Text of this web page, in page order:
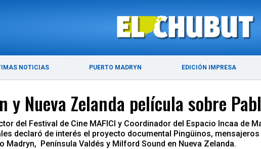
NOTICIAS PUERTO MADRYN EDICIÓN IMPRESA
ÚLTIMAS NOTICIAS
y Nueva Zelanda película sobre
del Festival de Cine MAFICI y Coordinador del Espacio Incaa de
declaró de interés el proyecto documental Pingüinos,
Madryn, Península Valdés y Milford Sound en Nueva Zelanda.